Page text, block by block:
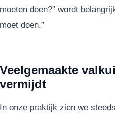
moeten doen?” wordt
moet doen.”
Veelgemaakte
vermijdt
In onze praktijk zien we